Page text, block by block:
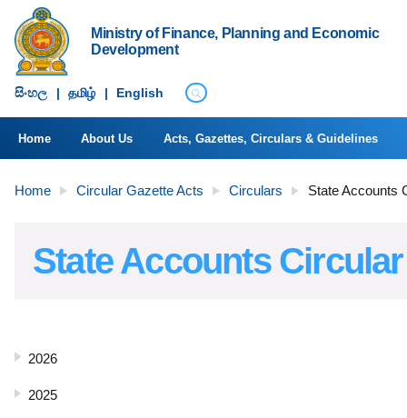
Ministry of Finance, Planning and Economic
Development
සිංහ​ල | தமிழ் | English
Home About Us Acts, Gazettes, Circulars & Guidelines
Home Circular Gazette Acts Circulars State Accounts
State Accounts Circular
2026
2025